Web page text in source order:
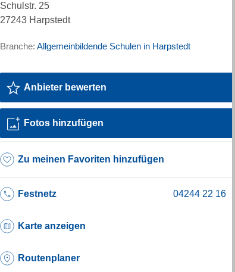
Schulstr. 25
27243 Harpstedt
Branche: Allgemeinbildende Schulen in Harpstedt
Anbieter bewerten
Fotos hinzufügen
Zu meinen Favoriten hinzufügen
Festnetz
Karte anzeigen
Routenplaner